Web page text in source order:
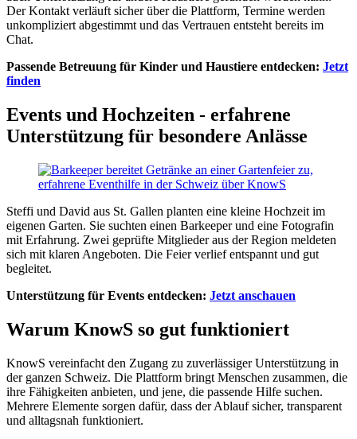
Der Kontakt verläuft sicher über die Plattform, Termine werden
unkompliziert abgestimmt und das Vertrauen entsteht bereits im
Chat.
Passende Betreuung für Kinder und Haustiere entdecken: Jetzt
finden
Events und Hochzeiten - erfahrene
Unterstützung für besondere Anlässe
Steffi und David aus St. Gallen planten eine kleine Hochzeit im
eigenen Garten. Sie suchten einen Barkeeper und eine Fotografin
mit Erfahrung. Zwei geprüfte Mitglieder aus der Region meldeten
sich mit klaren Angeboten. Die Feier verlief entspannt und gut
begleitet.
Unterstützung für Events entdecken: Jetzt anschauen
Warum KnowS so gut funktioniert
KnowS vereinfacht den Zugang zu zuverlässiger Unterstützung in
der ganzen Schweiz. Die Plattform bringt Menschen zusammen, die
ihre Fähigkeiten anbieten, und jene, die passende Hilfe suchen.
Mehrere Elemente sorgen dafür, dass der Ablauf sicher, transparent
und alltagsnah funktioniert.